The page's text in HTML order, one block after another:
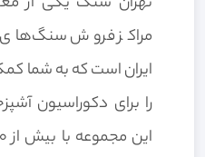
مراکز فروش
ایران است که به شما
را برای دکوراسیون